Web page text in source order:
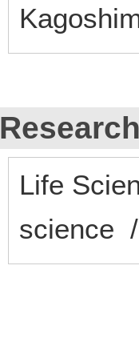
Life
science